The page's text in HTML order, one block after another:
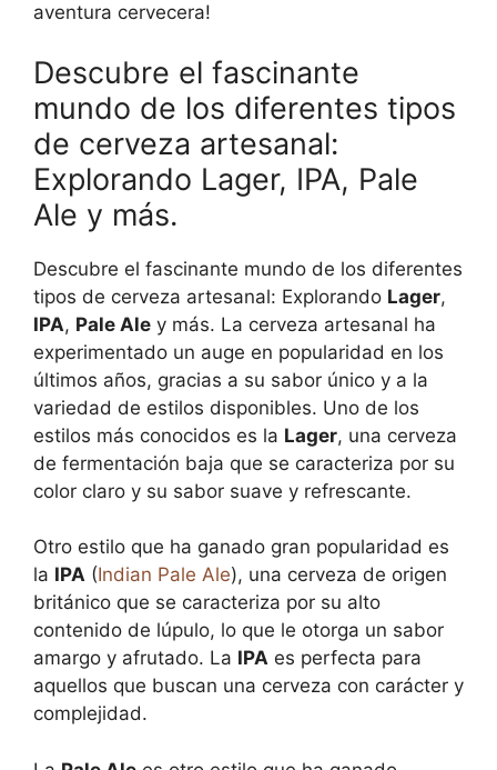
aventura cervecera!
Descubre el fascinante
mundo de los diferentes tipos
de cerveza artesanal:
Explorando Lager, IPA, Pale
Ale y más.
Descubre el fascinante mundo de los diferentes
tipos de cerveza artesanal: Explorando Lager,
IPA, Pale Ale y más. La cerveza artesanal ha
experimentado un auge en popularidad en los
últimos años, gracias a su sabor único y a la
variedad de estilos disponibles. Uno de los
estilos más conocidos es la Lager, una cerveza
de fermentación baja que se caracteriza por su
color claro y su sabor suave y refrescante.
Otro estilo que ha ganado gran popularidad es
la IPA (Indian Pale Ale), una cerveza de origen
británico que se caracteriza por su alto
contenido de lúpulo, lo que le otorga un sabor
amargo y afrutado. La IPA es perfecta para
aquellos que buscan una cerveza con carácter y
complejidad.